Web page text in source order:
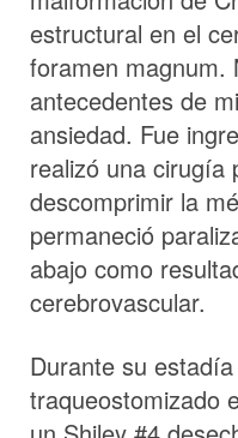
estructural en el
foramen magnum.
antecedentes de
ansiedad. Fue
realizó una cirugía
descomprimir la
permaneció
abajo como
cerebrovascular.
Durante su
traqueostomizado